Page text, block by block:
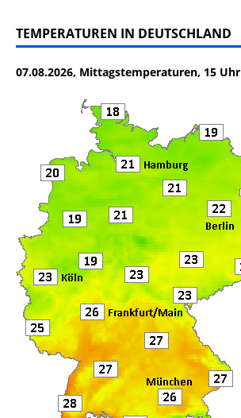
c
e
b
k
it
te
r
ai
l
le
n
TEMPERATUREN IN DEUTSCHLAND
07.08.2026, Mittagstemperaturen, 15 Uhr